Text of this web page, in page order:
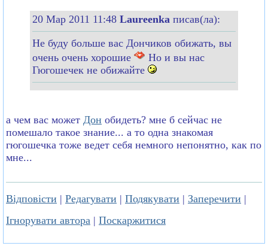
20 Мар 2011 11:48 Laureenka писав(ла):
Не буду больше вас Дончиков обижать, вы
очень очень хорошие
Но и вы нас
Гюгошечек не обижайте
а чем вас может Дон обидеть? мне б сейчас не
помешало такое знание... а то одна знакомая
гюгошечка тоже ведет себя немного непонятно, как по
мне...
Відповісти | Редагувати | Подякувати | Заперечити |
Ігнорувати автора | Поскаржитися